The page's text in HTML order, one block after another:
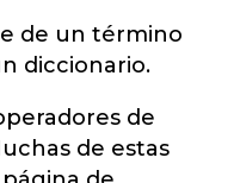
de un término
diccionario.
de
de estas